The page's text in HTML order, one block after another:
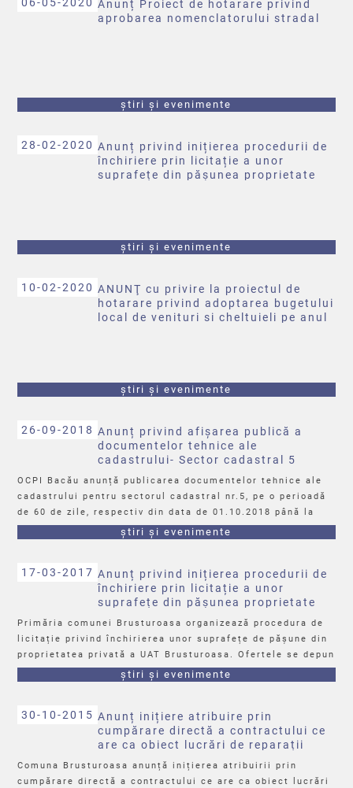
Anunț Proiect de hotarare privind
aprobarea nomenclatorului stradal
știri și evenimente
28-02-2020 Anunț privind inițierea procedurii de
închiriere prin licitație a unor
suprafețe din pășunea proprietate
știri și evenimente
10-02-2020 ANUNŢ cu privire la proiectul de
hotarare privind adoptarea bugetului
local de venituri si cheltuieli pe anul
știri și evenimente
26-09-2018 Anunț privind afișarea publică a
documentelor tehnice ale
cadastrului- Sector cadastral 5
OCPI Bacău anunță publicarea documentelor tehnice ale
cadastrului pentru sectorul cadastral nr.5, pe o perioadă
de 60 de zile, respectiv din data de 01.10.2018 până la
data de 29.11.2018, la sediul Primăriei comunei
știri și evenimente
17-03-2017 Anunț privind inițierea procedurii de
închiriere prin licitație a unor
suprafețe din pășunea proprietate
privată a comunei Brusturoasa
Primăria comunei Brusturoasa organizează procedura de
licitație privind închirierea unor suprafețe de pășune din
proprietatea privată a UAT Brusturoasa. Ofertele se depun
în plic sigilat, până la data de 23.03.2017, ora 11:30.
știri și evenimente
30-10-2015 Anunț inițiere atribuire prin
cumpărare directă a contractului ce
are ca obiect lucrări de reparații
curente și igienizare la primăria
comunei Brusturoasa
Comuna Brusturoasa anunță inițierea atribuirii prin
cumpărare directă a contractului ce are ca obiect lucrări